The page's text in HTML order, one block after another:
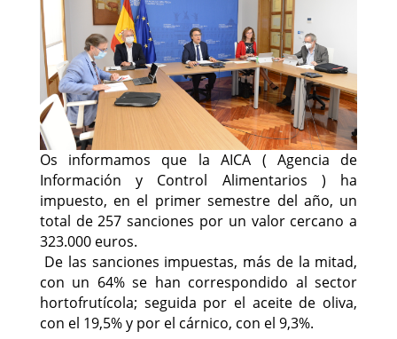
Os informamos que la AICA ( Agencia de
Información y Control Alimentarios ) ha
impuesto, en el primer semestre del año, un
total de 257 sanciones por un valor cercano a
323.000 euros.
De las sanciones impuestas, más de la mitad,
con un 64% se han correspondido al sector
hortofrutícola; seguida por el aceite de oliva,
con el 19,5% y por el cárnico, con el 9,3%.